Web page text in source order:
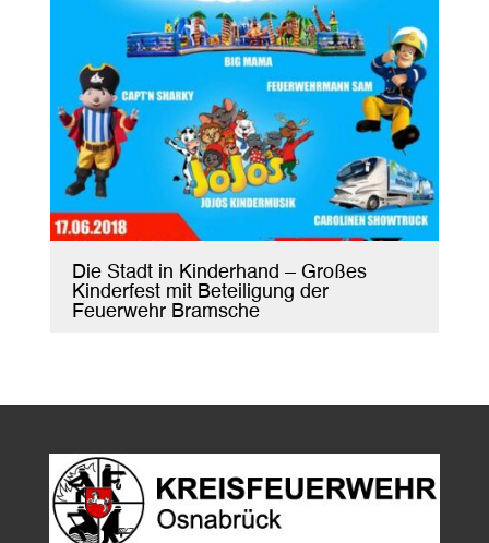
Die Stadt in Kinderhand – Großes
Kinderfest mit Beteiligung der
Feuerwehr Bramsche